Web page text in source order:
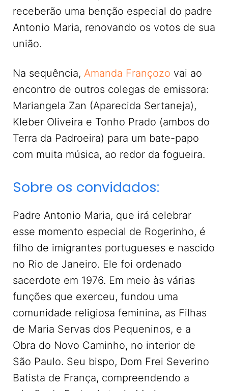
receberão uma benção especial do padre
Antonio Maria, renovando os votos de sua
união.
Na sequência, Amanda Françozo vai ao
encontro de outros colegas de emissora:
Mariangela Zan (Aparecida Sertaneja),
Kleber Oliveira e Tonho Prado (ambos do
Terra da Padroeira) para um bate-papo
com muita música, ao redor da fogueira.
Sobre os convidados:
Padre Antonio Maria, que irá celebrar
esse momento especial de Rogerinho, é
filho de imigrantes portugueses e nascido
no Rio de Janeiro. Ele foi ordenado
sacerdote em 1976. Em meio às várias
funções que exerceu, fundou uma
comunidade religiosa feminina, as Filhas
de Maria Servas dos Pequeninos, e a
Obra do Novo Caminho, no interior de
São Paulo. Seu bispo, Dom Frei Severino
Batista de França, compreendendo a